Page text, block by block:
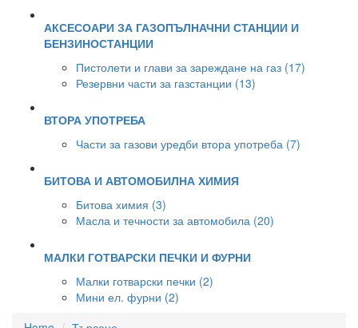
АКСЕСОАРИ ЗА ГАЗОПЪЛНАЧНИ СТАНЦИИ И
БЕНЗИНОСТАНЦИИ
Пистолети и глави за зареждане на газ (17)
Резервни части за газстанции (13)
ВТОРА УПОТРЕБА
Части за газови уредби втора употреба (7)
БИТОВА И АВТОМОБИЛНА ХИМИЯ
Битова химия (3)
Масла и течности за автомобила (20)
МАЛКИ ГОТВАРСКИ ПЕЧКИ И ФУРНИ
Малки готварски печки (2)
Мини ел. фурни (2)